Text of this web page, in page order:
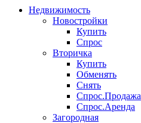
Недвижимость
Новостройки
Купить
Спрос
Вторичка
Купить
Обменять
Снять
Спрос.Продажа
Спрос.Аренда
Загородная